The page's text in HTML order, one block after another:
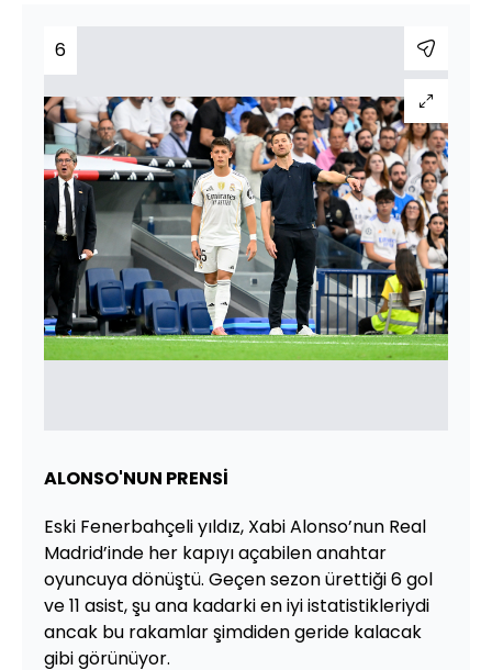
6
ALONSO'NUN PRENSİ
Eski Fenerbahçeli yıldız, Xabi Alonso’nun Real
Madrid’inde her kapıyı açabilen anahtar
oyuncuya dönüştü. Geçen sezon ürettiği 6 gol
ve 11 asist, şu ana kadarki en iyi istatistikleriydi
ancak bu rakamlar şimdiden geride kalacak
gibi görünüyor.